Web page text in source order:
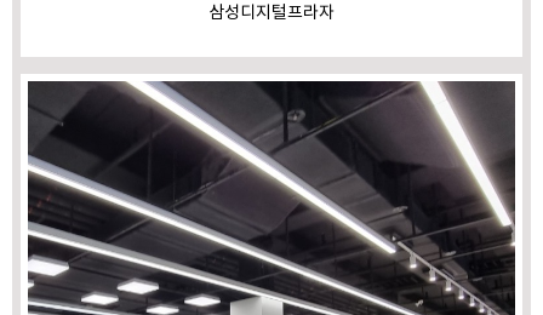
삼성디지털프라자